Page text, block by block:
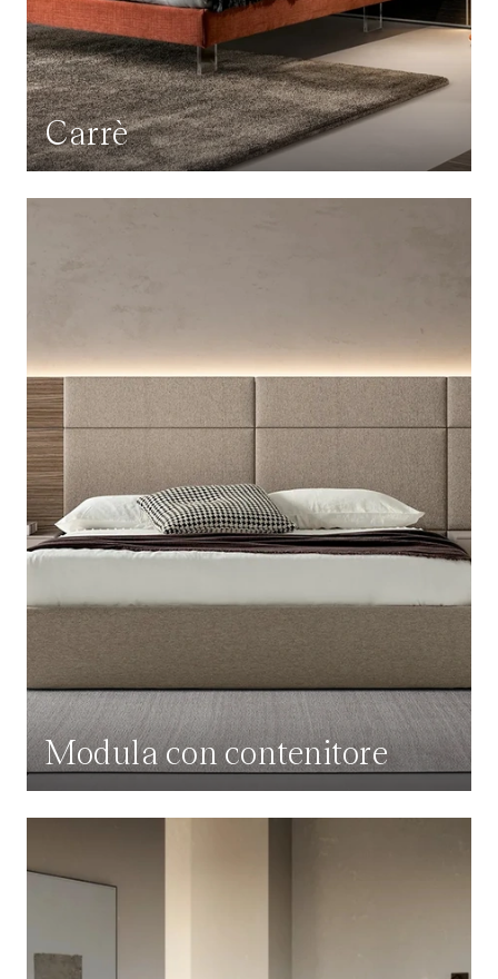
Carrè
Modula con contenitore